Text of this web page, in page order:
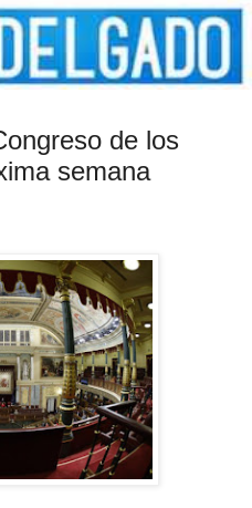
de los
semana